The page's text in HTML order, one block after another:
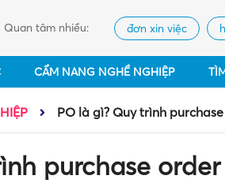
Quan tâm nhiều: đơn xin việc
CẨM NANG NGHỀ NGHIỆP
PO là gì? Quy trình
purchase